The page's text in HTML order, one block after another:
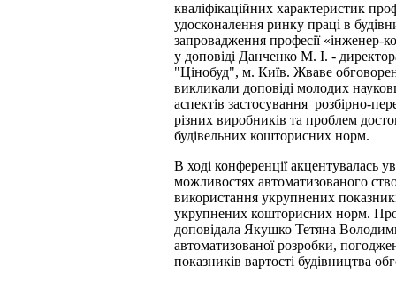
кваліфікаційних характеристик
удосконалення ринку праці в
запровадження професії «інженер-
у доповіді Данченко М. І. -
"Цінобуд", м. Київ. Жваве
викликали доповіді молодих
аспектів застосування розбірно-
різних виробників та проблем
будівельних кошторисних норм.
В ході конференції акцентувалась
можливостях автоматизованого
використання укрупнених
укрупнених кошторисних норм.
доповідала Якушко Тетяна
автоматизованої розробки,
показників вартості будівництва